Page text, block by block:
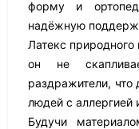
форму и
надёжную
Латекс
он не
раздражители, что
людей с аллергией
Будучи